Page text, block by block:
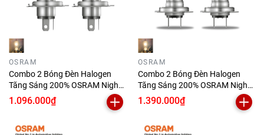
OSRAM
Combo 2 Bóng Đèn Halogen
Tăng Sáng 200% OSRAM Night
Breaker H4 64193NB200 12V
1.096.000₫
OSRAM
Combo 2 Bóng Đèn Halogen
Tăng Sáng 200% OSRAM Night
Breaker H7 64210NB200 12V
1.390.000₫